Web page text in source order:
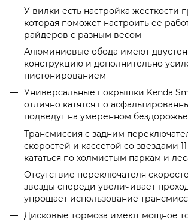
У вилки есть настройка жесткости
которая поможет настроить ее
райдеров с разным весом
Алюминиевые обода имеют
конструкцию и дополнительно
пистонированием
Универсальные покрышки Kenda
отлично катятся по
подведут на умеренном бездорожье
Трансмиссия с задним
скоростей и кассетой со звездами
кататься по холмистым паркам и
Отсутствие переключателя
звезды спереди увеличивает
упрощает использование
Дисковые тормоза имеют мощное